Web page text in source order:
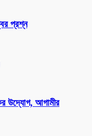
প্রশ্ন
উদ্যোগ, আগামীর